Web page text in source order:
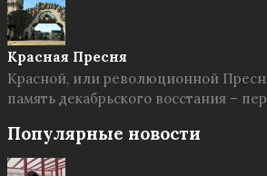
Красная Пресня
Красной, или революционной
память декабрьского восстания –
Популярные новости